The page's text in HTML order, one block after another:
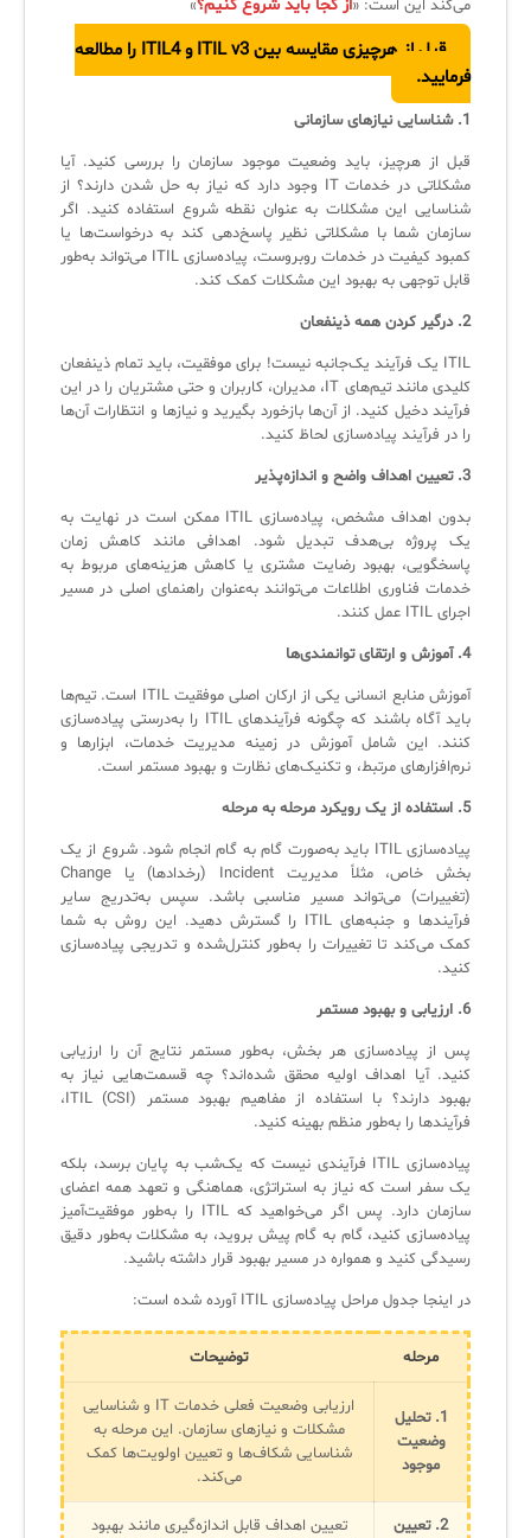
می‌کند این است: «از کجا باید شروع کنیم؟»
قبل از هرچیزی مقایسه بین ITIL v3 و ITIL4 را مطالعه
فرمایید.
1. شناسایی نیازهای سازمانی
قبل از هرچیز، باید وضعیت موجود سازمان را بررسی کنید. آیا
مشکلاتی در خدمات IT وجود دارد که نیاز به حل شدن دارند؟ از
شناسایی این مشکلات به عنوان نقطه شروع استفاده کنید. اگر
سازمان شما با مشکلاتی نظیر پاسخ‌دهی کند به درخواست‌ها یا
کمبود کیفیت در خدمات روبروست، پیاده‌سازی ITIL می‌تواند به‌طور
قابل توجهی به بهبود این مشکلات کمک کند.
2. درگیر کردن همه ذینفعان
ITIL یک فرآیند یک‌جانبه نیست! برای موفقیت، باید تمام ذینفعان
کلیدی مانند تیم‌های IT، مدیران، کاربران و حتی مشتریان را در این
فرآیند دخیل کنید. از آن‌ها بازخورد بگیرید و نیازها و انتظارات آن‌ها
را در فرآیند پیاده‌سازی لحاظ کنید.
3. تعیین اهداف واضح و اندازه‌پذیر
بدون اهداف مشخص، پیاده‌سازی ITIL ممکن است در نهایت به
یک پروژه بی‌هدف تبدیل شود. اهدافی مانند کاهش زمان
پاسخگویی، بهبود رضایت مشتری یا کاهش هزینه‌های مربوط به
خدمات فناوری اطلاعات می‌توانند به‌عنوان راهنمای اصلی در مسیر
اجرای ITIL عمل کنند.
4. آموزش و ارتقای توانمندی‌ها
آموزش منابع انسانی یکی از ارکان اصلی موفقیت ITIL است. تیم‌ها
باید آگاه باشند که چگونه فرآیندهای ITIL را به‌درستی پیاده‌سازی
کنند. این شامل آموزش در زمینه مدیریت خدمات، ابزارها و
نرم‌افزارهای مرتبط، و تکنیک‌های نظارت و بهبود مستمر است.
5. استفاده از یک رویکرد مرحله به مرحله
پیاده‌سازی ITIL باید به‌صورت گام به گام انجام شود. شروع از یک
بخش خاص، مثلاً مدیریت Incident (رخدادها) یا Change
(تغییرات) می‌تواند مسیر مناسبی باشد. سپس به‌تدریج سایر
فرآیندها و جنبه‌های ITIL را گسترش دهید. این روش به شما
کمک می‌کند تا تغییرات را به‌طور کنترل‌شده و تدریجی پیاده‌سازی
کنید.
6. ارزیابی و بهبود مستمر
پس از پیاده‌سازی هر بخش، به‌طور مستمر نتایج آن را ارزیابی
کنید. آیا اهداف اولیه محقق شده‌اند؟ چه قسمت‌هایی نیاز به
بهبود دارند؟ با استفاده از مفاهیم بهبود مستمر ITIL (CSI)،
فرآیندها را به‌طور منظم بهینه کنید.
پیاده‌سازی ITIL فرآیندی نیست که یک‌شب به پایان برسد، بلکه
یک سفر است که نیاز به استراتژی، هماهنگی و تعهد همه اعضای
سازمان دارد. پس اگر می‌خواهید که ITIL را به‌طور موفقیت‌آمیز
پیاده‌سازی کنید، گام به گام پیش بروید، به مشکلات به‌طور دقیق
رسیدگی کنید و همواره در مسیر بهبود قرار داشته باشید.
در اینجا جدول مراحل پیاده‌سازی ITIL آورده شده است:
مرحله توضیحات
1. تحلیل
وضعیت
موجود
ارزیابی وضعیت فعلی خدمات IT و شناسایی
مشکلات و نیازهای سازمان. این مرحله به
شناسایی شکاف‌ها و تعیین اولویت‌ها کمک
می‌کند.
2. تعیین
تعیین اهداف قابل اندازه‌گیری مانند بهبود
کازیو
✦
مدیریت خدمات سازمانی
سرویس دسک پلاس MSP
اندپوینت سنترال [سامانه مدیریت نقاط پایانی]
AD360
Log360 ابزار SIEM
برنامه‌ساز هوشمند App Creator
سیستم هوشمند مدیریت فروش و فاکتور
سامانه مدیریت امنیت اطلاعات
✧
سلف سرویس کاربران
سامانه مدیریت دارایی‌ها [Asset Explorer]
سامانه مدیریت پشتیبانی مشتریان
◉
ManageEngine Malware Protection Plus
سامانه مدیریت دسترسی ممتاز
سامانه مدیریت و مانیتورینگ شبکه
سامانه آزمون آنلاین
راهکارهای مدیریتی فناوری اطلاعات برای مراکز آموزشی و دانشگاه‌ها
✦
مدیریت خدمات منابع انسانی
CIs Control
مجموعه راهکارهای آیناک
لیست کامل 34 تمرین ITIL4
✦
آموزش سیستم مدیریت خدمات فناوری اطلاعات
نکته‌های کلیدی برای مدیر انفورماتیک
آموزش‌ ویدیویی مفاهیم سرویس دسک
ITIL & SDP
آموزش فارسی ITIL4
چارچوب ITIL برای همه
فلافلی_فناوری
آرشیو دانلودهای مدانت
لیست دوره‌ها
مقالات آموزشی